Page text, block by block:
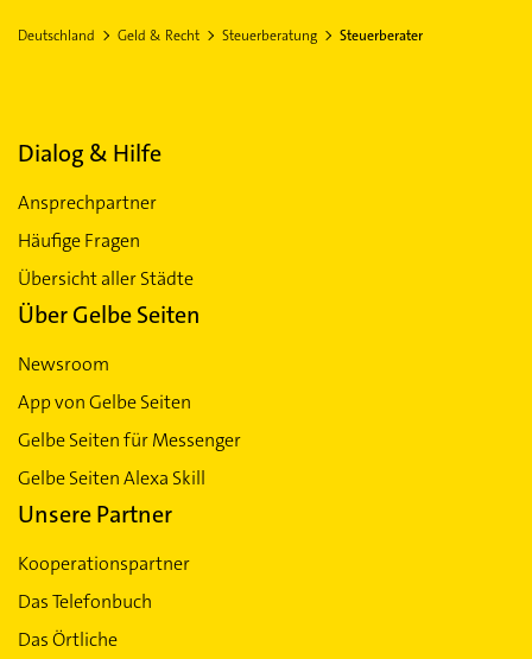
Steuerberater in Sachsen-Anhalt
Lübeck Kiel Itzehoe
2.158.130,00 16.202,40 km²
Deutschland Geld & Recht Steuerberatung Steuerberater
Dialog & Hilfe
Ansprechpartner
Häufige Fragen
Übersicht aller Städte
Über Gelbe Seiten
Newsroom
App von Gelbe Seiten
Gelbe Seiten für Messenger
Gelbe Seiten Alexa Skill
Unsere Partner
Kooperationspartner
Das Telefonbuch
Das Örtliche